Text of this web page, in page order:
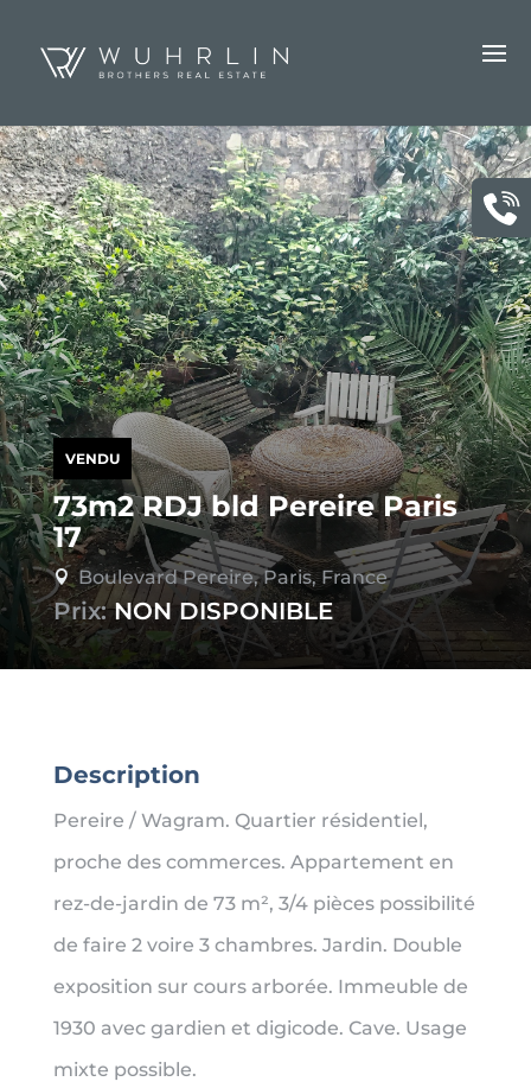
VENDU
73m2 RDJ bld Pereire Paris
17
 Boulevard Pereire, Paris, France
Prix:NON DISPONIBLE
Description
Pereire / Wagram. Quartier résidentiel,
proche des commerces. Appartement en
rez-de-jardin de 73 m², 3/4 pièces possibilité
de faire 2 voire 3 chambres. Jardin. Double
exposition sur cours arborée. Immeuble de
1930 avec gardien et digicode. Cave. Usage
mixte possible.